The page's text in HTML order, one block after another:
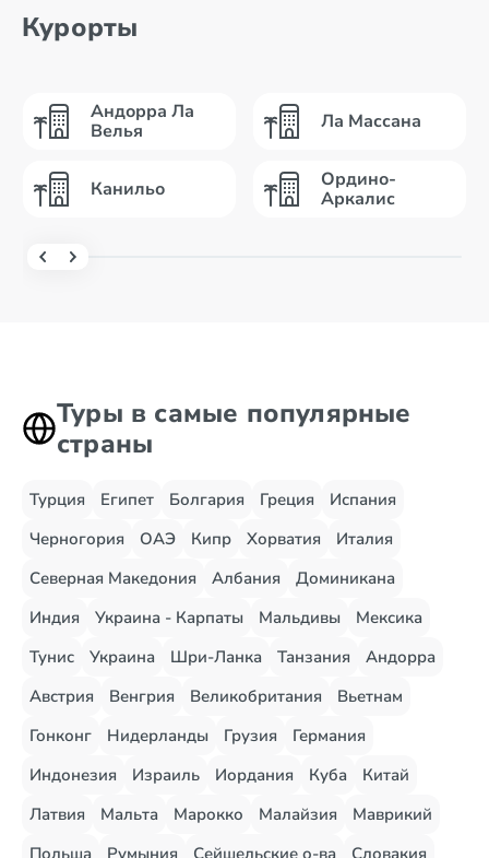
Курорты
Андорра Ла
Велья
Канильо
Ла Массана
Ордино-
Аркалис
Туры в самые популярные
страны
Турция Египет Болгария Греция
Испания
Черногория
ОАЭ Кипр Хорватия
Италия
Северная Македония
Албания
Доминикана
Индия
Украина - Карпаты Мальдивы
Мексика
Тунис
Украина Шри-Ланка Танзания
Андорра
Австрия
Венгрия Великобритания
Вьетнам
Гонконг
Нидерланды Грузия
Германия
Индонезия
Израиль Иордания Куба
Китай
Латвия
Мальта Марокко Малайзия
Маврикий
Польша
Румыния Сейшельские о-ва Словакия